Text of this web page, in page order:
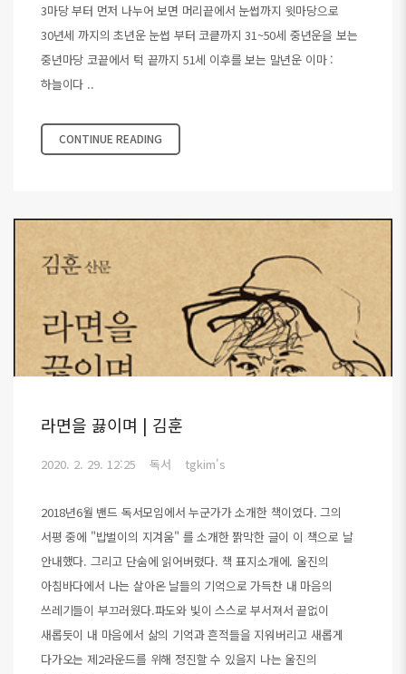
3마당 부터 먼저 나누어 보면 머리끝에서 눈썹까지 윗마당으로
30년세 까지의 초년운 눈썹 부터 코킅까지 31~50세 중년운을 보는
중년마당 코끝에서 턱 끝까지 51세 이후를 보는 말년운 이마 :
하늘이다 ..
CONTINUE READING
라면을 끓이며 | 김훈
2020. 2. 29. 12:25 독서 tgkim's
2018년6월 밴드 독서모임에서 누군가가 소개한 책이였다. 그의
서평 중에 "밥벌이의 지겨움" 를 소개한 짥막한 글이 이 책으로 날
안내했다. 그리고 단숨에 읽어버렸다. 책 표지소개에. 울진의
아침바다에서 나는 살아온 날들의 기억으로 가득찬 내 마음의
쓰레기들이 부끄러웠다.파도와 빛이 스스로 부서져서 끝없이
새롭듯이 내 마음에서 삶의 기억과 흔적들을 지워버리고 새롭게
다가오는 제2라운드를 위해 정진할 수 있을지 나는 울진의